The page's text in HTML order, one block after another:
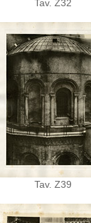
Tav. Z32
Tav. Z39